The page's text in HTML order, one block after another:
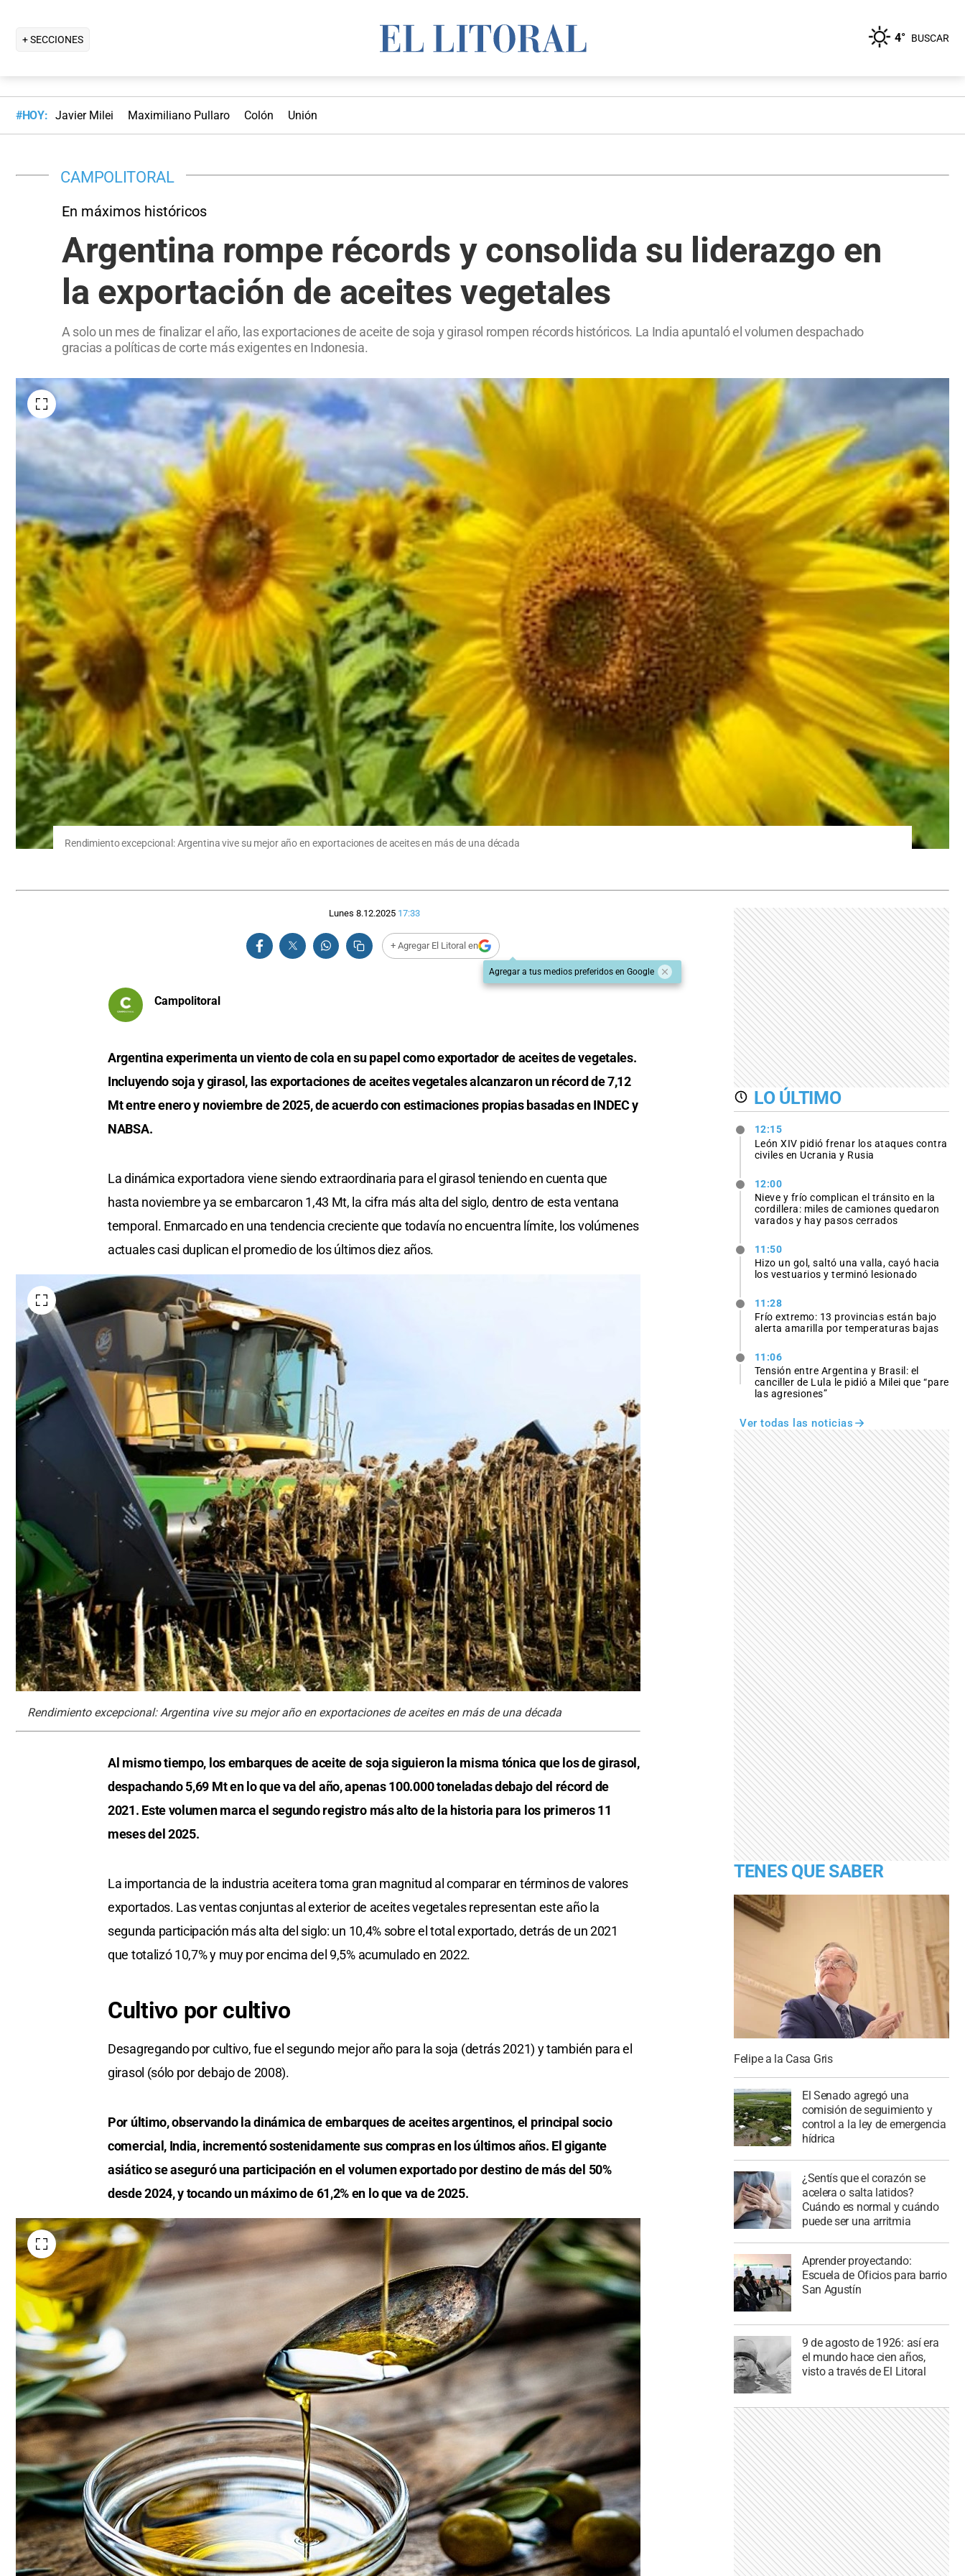
+ SECCIONES 4° BUSCAR
#HOY: Javier Milei Maximiliano Pullaro Colón Unión
CAMPOLITORAL
En máximos históricos
Argentina rompe récords y consolida su liderazgo en
la exportación de aceites vegetales
A solo un mes de finalizar el año, las exportaciones de aceite de soja y girasol rompen récords históricos. La India apuntaló el volumen despachado
gracias a políticas de corte más exigentes en Indonesia.
Rendimiento excepcional: Argentina vive su mejor año en exportaciones de aceites en más de una década
Lunes 8.12.2025 17:33
+ Agregar El Litoral en
Agregar a tus medios preferidos en Google
Campolitoral
Argentina experimenta un viento de cola en su papel como exportador de aceites de vegetales.
Incluyendo soja y girasol, las exportaciones de aceites vegetales alcanzaron un récord de 7,12
Mt entre enero y noviembre de 2025, de acuerdo con estimaciones propias basadas en INDEC y
NABSA.
La dinámica exportadora viene siendo extraordinaria para el girasol teniendo en cuenta que
hasta noviembre ya se embarcaron 1,43 Mt, la cifra más alta del siglo, dentro de esta ventana
temporal. Enmarcado en una tendencia creciente que todavía no encuentra límite, los volúmenes
actuales casi duplican el promedio de los últimos diez años.
Rendimiento excepcional: Argentina vive su mejor año en exportaciones de aceites en más de una década
Al mismo tiempo, los embarques de aceite de soja siguieron la misma tónica que los de girasol,
despachando 5,69 Mt en lo que va del año, apenas 100.000 toneladas debajo del récord de
2021. Este volumen marca el segundo registro más alto de la historia para los primeros 11
meses del 2025.
La importancia de la industria aceitera toma gran magnitud al comparar en términos de valores
exportados. Las ventas conjuntas al exterior de aceites vegetales representan este año la
segunda participación más alta del siglo: un 10,4% sobre el total exportado, detrás de un 2021
que totalizó 10,7% y muy por encima del 9,5% acumulado en 2022.
Cultivo por cultivo
Desagregando por cultivo, fue el segundo mejor año para la soja (detrás 2021) y también para el
girasol (sólo por debajo de 2008).
Por último, observando la dinámica de embarques de aceites argentinos, el principal socio
comercial, India, incrementó sostenidamente sus compras en los últimos años. El gigante
asiático se aseguró una participación en el volumen exportado por destino de más del 50%
desde 2024, y tocando un máximo de 61,2% en lo que va de 2025.
LO ÚLTIMO
12:15
León XIV pidió frenar los ataques contra
civiles en Ucrania y Rusia
12:00
Nieve y frío complican el tránsito en la
cordillera: miles de camiones quedaron
varados y hay pasos cerrados
11:50
Hizo un gol, saltó una valla, cayó hacia
los vestuarios y terminó lesionado
11:28
Frío extremo: 13 provincias están bajo
alerta amarilla por temperaturas bajas
11:06
Tensión entre Argentina y Brasil: el
canciller de Lula le pidió a Milei que “pare
las agresiones”
Ver todas las noticias
TENES QUE SABER
Felipe a la Casa Gris
El Senado agregó una
comisión de seguimiento y
control a la ley de emergencia
hídrica
¿Sentís que el corazón se
acelera o salta latidos?
Cuándo es normal y cuándo
puede ser una arritmia
Aprender proyectando:
Escuela de Oficios para barrio
San Agustín
9 de agosto de 1926: así era
el mundo hace cien años,
visto a través de El Litoral